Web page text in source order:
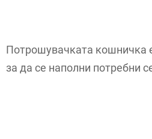
Потрошувачката кошничка
за да се наполни потребни